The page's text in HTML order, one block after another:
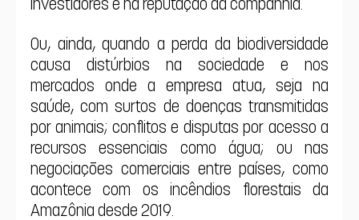
Ou, ainda, quando a perda da biodiversidade
causa distúrbios na sociedade e nos
mercados onde a empresa atua, seja na
saúde, com surtos de doenças transmitidas
por animais; conflitos e disputas por acesso a
recursos essenciais como água; ou nas
negociações comerciais entre países, como
acontece com os incêndios florestais da
Amazônia desde 2019.